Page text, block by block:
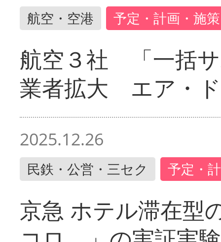
航空・空港 予定・計画・施策
航空３社 「一括
業者拡大 エア・
2025.12.26
民鉄・公営・三セク 予定・
京急 ホテル滞在型